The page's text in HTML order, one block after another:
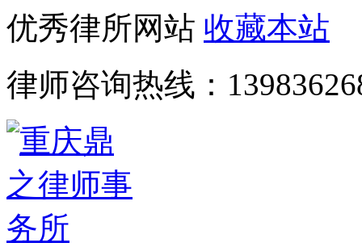
优秀律所网站 收藏本站
律师咨询热线：